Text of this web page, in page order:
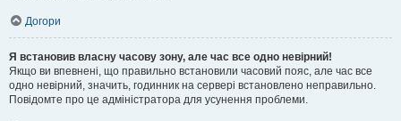
Догори
Я встановив власну часову зону, але час все одно невірний!
Якщо ви впевнені, що правильно встановили часовий пояс, але час все
одно невірний, значить, годинник на сервері встановлено неправильно.
Повідомте про це адміністратора для усунення проблеми.